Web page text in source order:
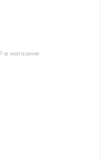
в магазине